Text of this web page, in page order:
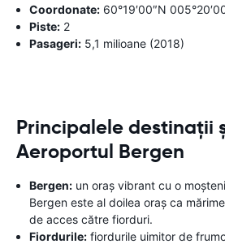
Coordonate: 60°19′00″N
Piste: 2
Pasageri: 5,1 milioane (2018)
Principalele destinații
Aeroportul Bergen
Bergen: un oraș vibrant cu o
Bergen este al doilea oraș ca
de acces către fiorduri.
Fiordurile: fiordurile uimitor de